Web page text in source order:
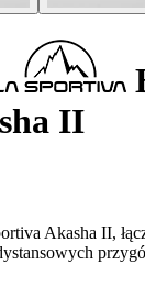
II
Akasha II,